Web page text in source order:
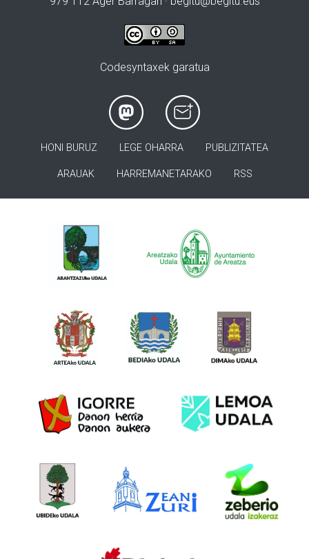
Codesyntaxek garatua
HONI BURUZ LEGE OHARRA PUBLIZITATEA
ARAUAK HARREMANETARAKO RSS